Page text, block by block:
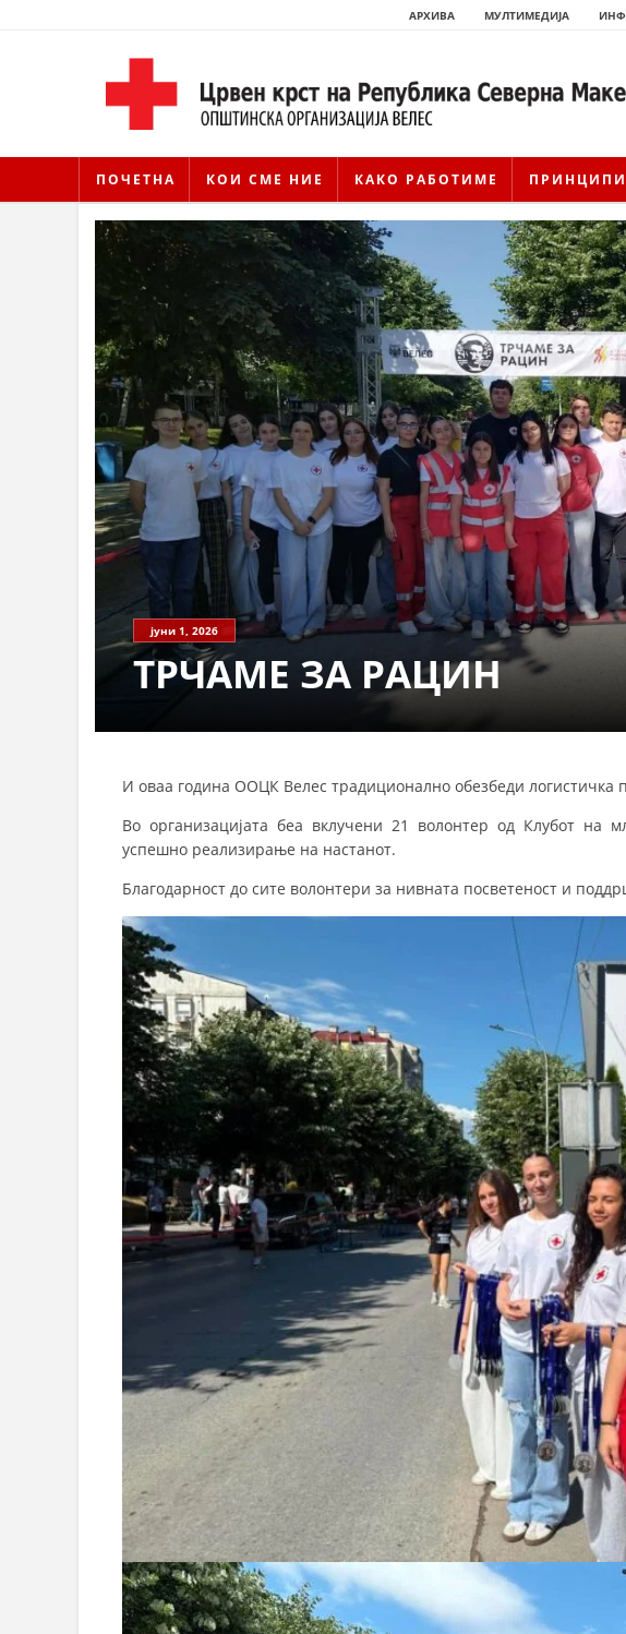
АРХИВА МУЛТИМЕДИЈА
ПОЧЕТНА КОИ СМЕ НИЕ КАКО РАБОТИМЕ ПРИНЦИПИ
ПРОЕКТИ
јуни 1, 2026
ТРЧАМЕ ЗА РАЦИН
И оваа година ООЦК Велес традиционално обезбеди логистичка
Во организацијата беа вклучени 21 волонтер од Клубот на
успешно реализирање на настанот.
Благодарност до сите волонтери за нивната посветеност и